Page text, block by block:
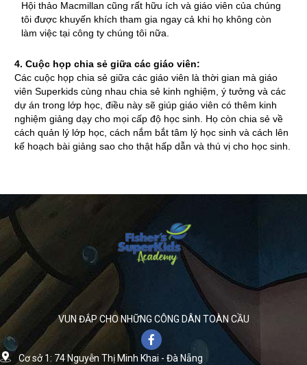
Hội thảo Macmillan cũng rất hữu ích và giáo viên của chúng
tôi được khuyến khích tham gia ngay cả khi họ không còn
làm việc tại công ty chúng tôi nữa.
4. Cuộc họp chia sẻ giữa các giáo viên:
Các cuộc họp chia sẻ giữa các giáo viên là thời gian mà giáo
viên Superkids cùng nhau chia sẻ kinh nghiệm, ý tưởng và các
dự án trong lớp học, điều này sẽ giúp giáo viên có thêm kinh
nghiệm giảng dạy cho mọi cấp độ học sinh. Họ còn chia sẻ về
cách quản lý lớp học, cách nắm bắt tâm lý học sinh và cách lên
kế hoạch bài giảng sao cho thật hấp dẫn và thú vị cho học sinh.
VUN ĐẮP CHO NHỮNG CÔNG DÂN TOÀN CẦU
Cơ sở 1: 74 Nguyễn Thị Minh Khai - Đà Nẵng